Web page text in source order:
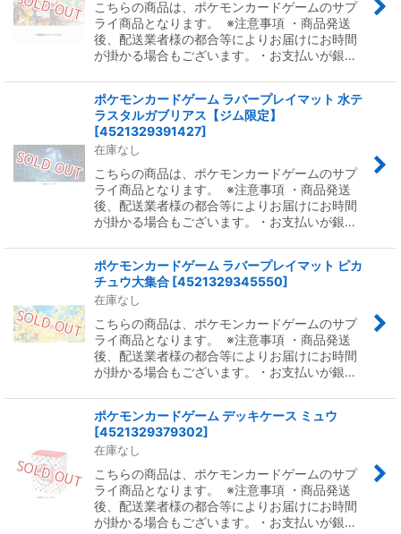
こちらの商品は、ポケモンカードゲームのサプ
ライ商品となります。 ※注意事項 ・商品発送
後、配送業者様の都合等によりお届けにお時間
が掛かる場合もございます。・お支払いが銀…
ポケモンカードゲーム ラバープレイマット 水テ
ラスタルガブリアス【ジム限定】
[4521329391427]
在庫なし
こちらの商品は、ポケモンカードゲームのサプ
ライ商品となります。 ※注意事項 ・商品発送
後、配送業者様の都合等によりお届けにお時間
が掛かる場合もございます。・お支払いが銀…
ポケモンカードゲーム ラバープレイマット ピカ
チュウ大集合 [4521329345550]
在庫なし
こちらの商品は、ポケモンカードゲームのサプ
ライ商品となります。 ※注意事項 ・商品発送
後、配送業者様の都合等によりお届けにお時間
が掛かる場合もございます。・お支払いが銀…
ポケモンカードゲーム デッキケース ミュウ
[4521329379302]
在庫なし
こちらの商品は、ポケモンカードゲームのサプ
ライ商品となります。 ※注意事項 ・商品発送
後、配送業者様の都合等によりお届けにお時間
が掛かる場合もございます。・お支払いが銀…